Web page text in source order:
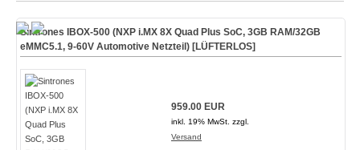
Sintrones IBOX-500 (NXP i.MX 8X Quad Plus SoC, 3GB RAM/32GB
eMMC5.1, 9-60V Automotive Netzteil) [LÜFTERLOS]
959.00 EUR
inkl. 19% MwSt. zzgl.
Versand